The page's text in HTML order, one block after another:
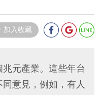
加入收藏
元產業。這些年台
意見，例如，有人